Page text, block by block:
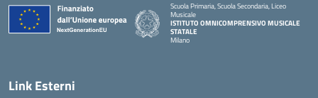
Scuola Primaria, Scuola Secondaria, Liceo
Musicale
ISTITUTO OMNICOMPRENSIVO MUSICALE
STATALE
Milano
Link Esterni